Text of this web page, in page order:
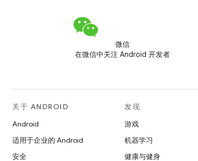
微信
在微信中关注 Android 开发者
关于 ANDROID
Android
适用于企业的 Android
安全
发现
游戏
机器学习
健康与健身